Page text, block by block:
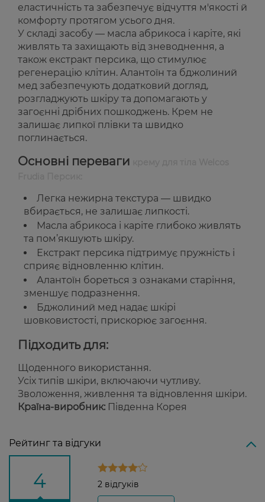
еластичність та забезпечує відчуття м'якості й
комфорту протягом усього дня.
У складі засобу — масла абрикоса і каріте, які
живлять та захищають від зневоднення, а
також екстракт персика, що стимулює
регенерацію клітин. Алантоїн та бджолиний
мед забезпечують додатковий догляд,
розгладжують шкіру та допомагають у
загоєнні дрібних пошкоджень. Крем не
залишає липкої плівки та швидко
поглинається.
Основні переваги
Легка нежирна текстура — швидко
вбирається, не залишає липкості.
Масла абрикоса і каріте глибоко живлять
та пом’якшують шкіру.
Екстракт персика підтримує пружність і
сприяє відновленню клітин.
Алантоїн бореться з ознаками старіння,
зменшує подразнення.
Бджолиний мед надає шкірі
шовковистості, прискорює загоєння.
Підходить для:
Щоденного використання.
Усіх типів шкіри, включаючи чутливу.
Зволоження, живлення та відновлення шкіри.
Країна-виробник: Південна Корея
Рейтинг та відгуки
4 2 відгуків